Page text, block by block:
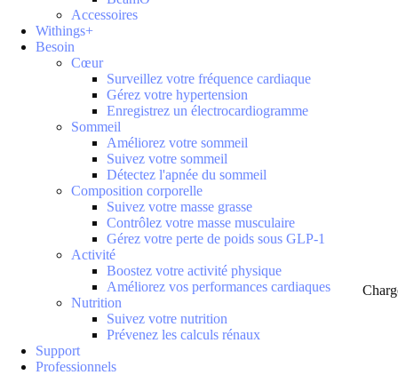
Accessoires
Withings+
Besoin
Cœur
Surveillez votre fréquence cardiaque
Gérez votre hypertension
Enregistrez un électrocardiogramme
Sommeil
Améliorez votre sommeil
Suivez votre sommeil
Détectez l'apnée du sommeil
Composition corporelle
Suivez votre masse grasse
Contrôlez votre masse musculaire
Gérez votre perte de poids sous GLP-1
Activité
Boostez votre activité physique
Améliorez vos performances cardiaques
Nutrition
Suivez votre nutrition
Prévenez les calculs rénaux
Support
Professionnels